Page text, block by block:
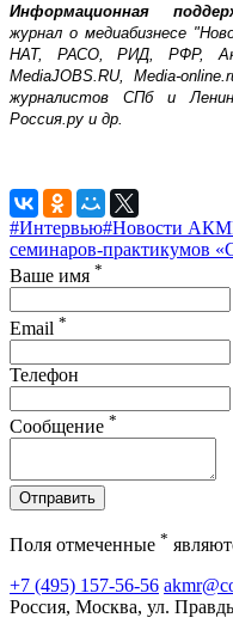
Информационная
журнал о медиабизнесе
НАТ, РАСО, РИД, РФР,
MediaJOBS.RU, Media-
журналистов СПб и
Россия.ру и др.
#Интервью#Новости
семинаров-практикумов
Ваше имя *
Email *
Телефон
Сообщение *
Отправить
Поля отмеченные *
+7 (495) 157-56-56
Россия, Москва, ул.